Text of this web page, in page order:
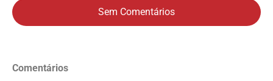
Sem Comentários
Comentários